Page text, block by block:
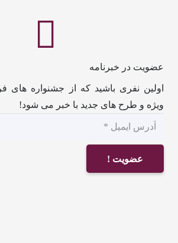
عضویت در خبرنامه
اولین نفری باشید که از جشنواره
ویژه و طرح های جدید با خبر می شود!
عضویت !